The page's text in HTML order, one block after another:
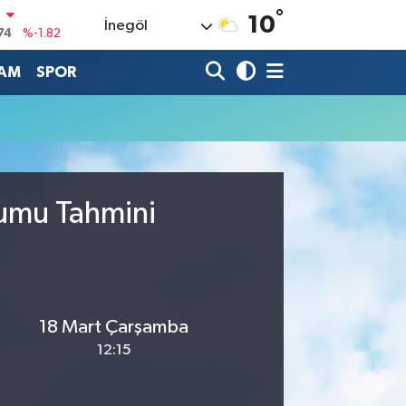
%-1.82
%0.02
%0.18
%0
İnegöl 10°
SPOR
Tahmini
18 Mart Çarşamba
12:15